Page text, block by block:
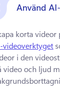
Använd
korta videor
videoverktyget
i den
video och ljud